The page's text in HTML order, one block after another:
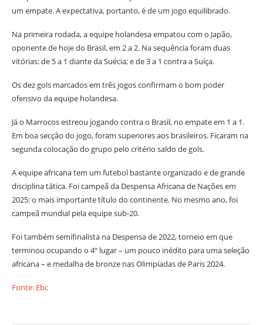
um empate. A expectativa, portanto, é de um jogo equilibrado.
Na primeira rodada, a equipe holandesa empatou com o Japão,
oponente de hoje do Brasil, em 2 a 2. Na sequência foram duas
vitórias: de 5 a 1 diante da Suécia; e de 3 a 1 contra a Suíça.
Os dez gols marcados em três jogos confirmam o bom poder
ofensivo da equipe holandesa.
Já o Marrocos estreou jogando contra o Brasil, no empate em 1 a 1.
Em boa secção do jogo, foram superiores aos brasileiros. Ficaram na
segunda colocação do grupo pelo critério saldo de gols.
A equipe africana tem um futebol bastante organizado e de grande
disciplina tática. Foi campeã da Despensa Africana de Nações em
2025: o mais importante título do continente. No mesmo ano, foi
campeã mundial pela equipe sub-20.
Foi também semifinalista na Despensa de 2022, torneio em que
terminou ocupando o 4º lugar – um pouco inédito para uma seleção
africana – e medalha de bronze nas Olimpíadas de Paris 2024.
Fonte: Ebc